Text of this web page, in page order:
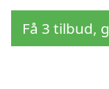
Få 3 tilbud,